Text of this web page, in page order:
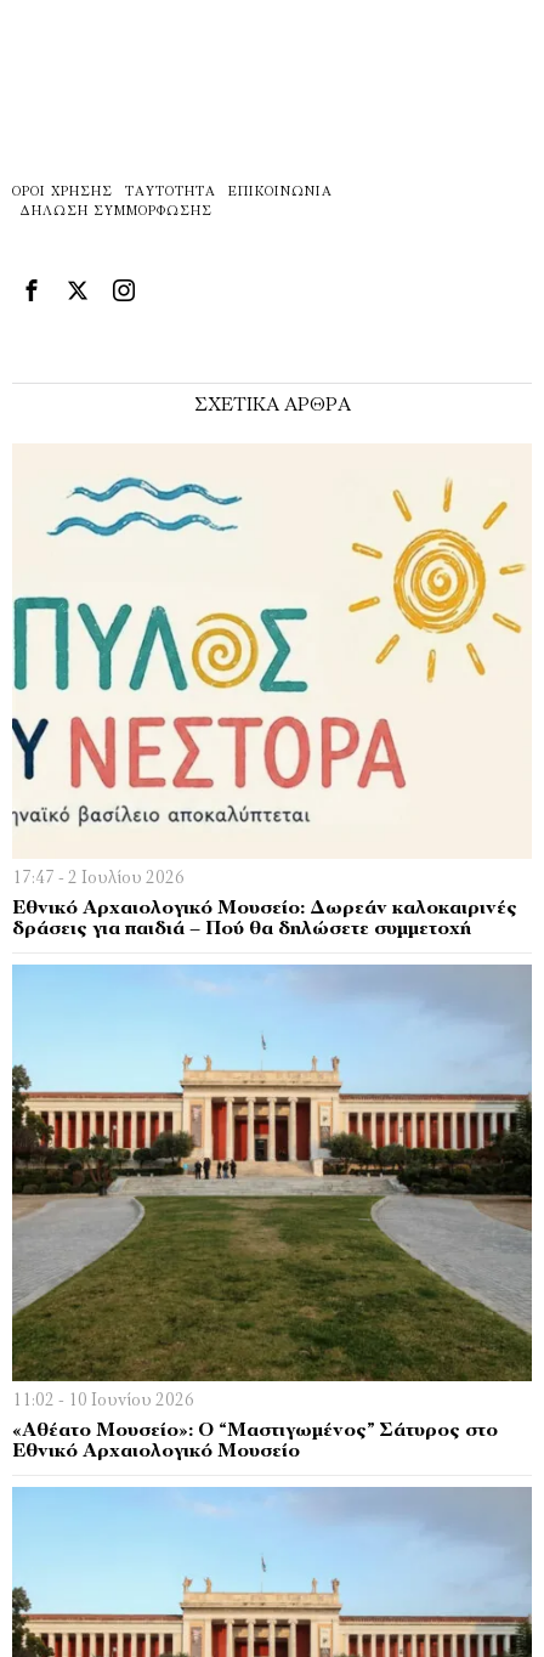
ΌΡΟΙ ΧΡΉΣΗΣ ΤΑΥΤΌΤΗΤΑ
ΕΠΙΚΟΙΝΩΝΊΑ
ΔΉΛΩΣΗ ΣΥΜΜΌΡΦΩΣΗΣ
ΣΧΕΤΙΚΑ ΑΡΘΡΑ
17:47 - 2 Ιουλίου 2026
Εθνικό Αρχαιολογικό Μουσείο: Δωρεάν καλοκαιρινές
δράσεις για παιδιά – Πού θα δηλώσετε συμμετοχή
11:02 - 10 Ιουνίου 2026
«Αθέατο Μουσείο»: Ο “Μαστιγωμένος” Σάτυρος στο
Εθνικό Αρχαιολογικό Μουσείο